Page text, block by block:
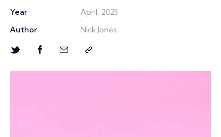
Year
April, 2023
Author
Nick Jones